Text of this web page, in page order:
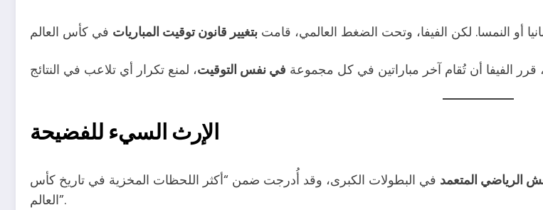
أو النمسا. لكن الفيفا، وتحت الضغط العالمي، قامت بتغيير قانون توقيت المباريات
، قرر الفيفا أن تُقام آخر مباراتين في كل مجموعة في نفس التوقيت
الإرث السيء للفضيحة
الرياضي المتعمد في البطولات الكبرى، وقد أُدرجت ضمن “أكثر اللحظات المخزية في تاريخ كأس
العالم”.